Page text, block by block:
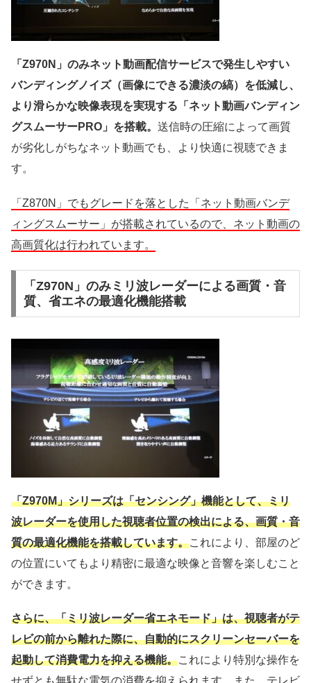
「Z970N」のみネット動画配信サービスで発生しやすい
バンディングノイズ（画像にできる濃淡の縞）を低減し、
より滑らかな映像表現を実現する「ネット動画バンディン
グスムーサーPRO」を搭載。 送信時の圧縮によって画質
が劣化しがちなネット動画でも、より快適に視聴できま
す。
「Z870N」でもグレードを落とした「ネット動画バンデ
ィングスムーサー」が搭載されているので、ネット動画の
高画質化は行われています。
「Z970N」のみミリ波レーダーによる画質・音
質、省エネの最適化機能搭載
「Z970M」シリーズは「センシング」機能として、ミリ
波レーダーを使用した視聴者位置の検出による、画質・音
質の最適化機能を搭載しています。これにより、部屋のど
の位置にいてもより精密に最適な映像と音響を楽しむこと
ができます。
さらに、「ミリ波レーダー省エネモード」は、視聴者がテ
レビの前から離れた際に、自動的にスクリーンセーバーを
起動して消費電力を抑える機能。これにより特別な操作を
せずとも無駄な電気の消費を抑えられます。また、テレビ